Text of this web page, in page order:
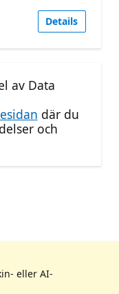
Details
av Data
där du
och
eller AI-